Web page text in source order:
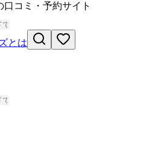
口コミ・予約サイト
とは